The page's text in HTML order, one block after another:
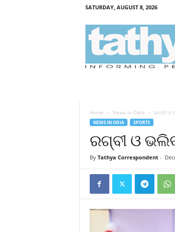
SATURDAY, AUGUST 8, 2026
Home News in Odia ରଗ୍‌ବୀ ଓ
NEWS IN ODIA SPORTS
ରଗ୍‌ବୀ ଓ
By Tathya Correspondent-